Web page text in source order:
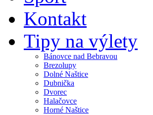
Kontakt
Tipy na výlety
Bánovce nad Bebravou
Brezolupy
Dolné Naštice
Dubnička
Dvorec
Halačovce
Horné Naštice